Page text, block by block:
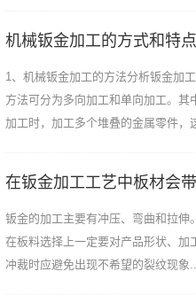
机械钣金加工的方式和特点
1、机械钣金加工的方法分析钣金加
方法可分为多向加工和单向加工。
加工时，加工多个堆叠的金属零件，
在钣金加工工艺中板材会
钣金的加工主要有冲压、弯曲和拉伸
在板料选择上一定要对产品形状、加
冲裁时应避免出现不希望的裂纹现象...